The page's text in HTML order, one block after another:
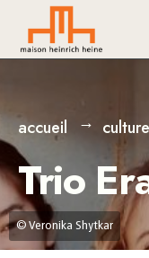
© Veronika Shytkar
accueil culture
Trio